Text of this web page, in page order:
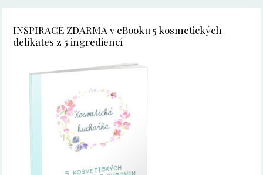
INSPIRACE ZDARMA v eBooku 5 kosmetických
delikates z 5 ingrediencí